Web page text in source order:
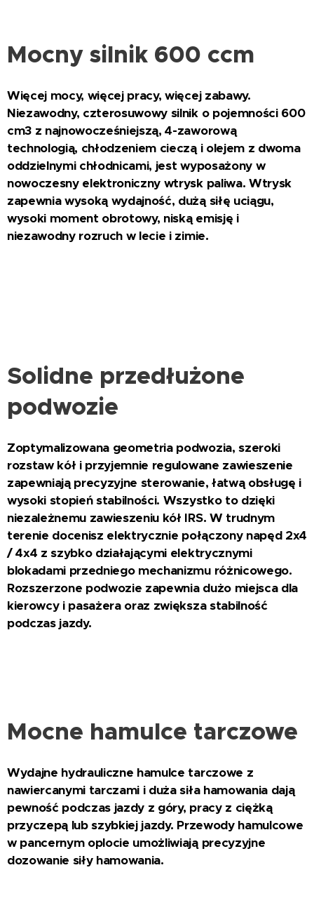
Mocny silnik 600 ccm
Więcej mocy, więcej pracy, więcej zabawy.
Niezawodny, czterosuwowy silnik o pojemności 600
cm3 z najnowocześniejszą, 4-zaworową
technologią, chłodzeniem cieczą i olejem z dwoma
oddzielnymi chłodnicami, jest wyposażony w
nowoczesny elektroniczny wtrysk paliwa. Wtrysk
zapewnia wysoką wydajność, dużą siłę uciągu,
wysoki moment obrotowy, niską emisję i
niezawodny rozruch w lecie i zimie.
Solidne przedłużone
podwozie
Zoptymalizowana geometria podwozia, szeroki
rozstaw kół i przyjemnie regulowane zawieszenie
zapewniają precyzyjne sterowanie, łatwą obsługę i
wysoki stopień stabilności. Wszystko to dzięki
niezależnemu zawieszeniu kół IRS. W trudnym
terenie docenisz elektrycznie połączony napęd 2x4
/ 4x4 z szybko działającymi elektrycznymi
blokadami przedniego mechanizmu różnicowego.
Rozszerzone podwozie zapewnia dużo miejsca dla
kierowcy i pasażera oraz zwiększa stabilność
podczas jazdy.
Mocne hamulce tarczowe
Wydajne hydrauliczne hamulce tarczowe z
nawiercanymi tarczami i duża siła hamowania dają
pewność podczas jazdy z góry, pracy z ciężką
przyczepą lub szybkiej jazdy. Przewody hamulcowe
w pancernym oplocie umożliwiają precyzyjne
dozowanie siły hamowania.